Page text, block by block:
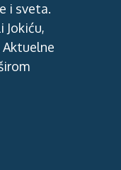
i sveta.
Aktuelne